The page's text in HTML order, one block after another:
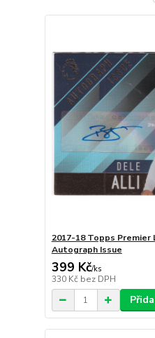
2017-18 Topps
Autograph Issue
399 Kč/ks
330 Kč bez DPH